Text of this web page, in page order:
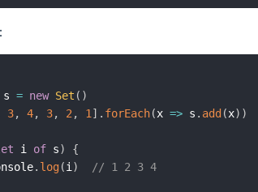
s = new Set ( )
3, 4, 3, 2 , 1 ] . forEach(x => s . add(x) )
i of s)
{
. log(i )
// 1 2 3 4